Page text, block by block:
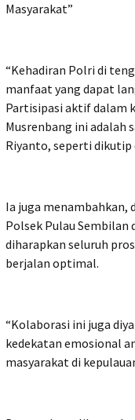
Masyarakat”
“Kehadiran Polri di
manfaat yang dapat
Partisipasi aktif dalam
Musrenbang ini adalah
Riyanto, seperti dikutip
Ia juga menambahkan,
Polsek Pulau
diharapkan seluruh
berjalan optimal.
“Kolaborasi ini juga
kedekatan emosional
masyarakat di